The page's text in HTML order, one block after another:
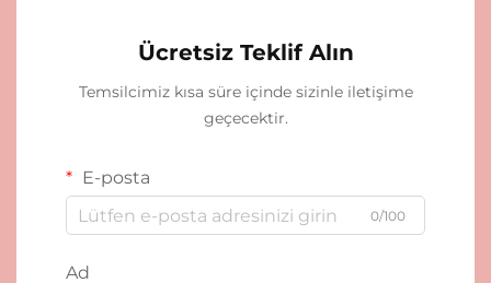
Ücretsiz Teklif Alın
Temsilcimiz kısa süre içinde sizinle iletişime
geçecektir.
E-posta
0/100
Ad